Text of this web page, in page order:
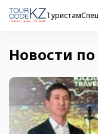
Туристам
Новости по